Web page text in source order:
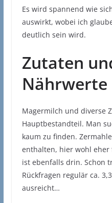
Es wird spannend wie
auswirkt, wobei ich
deutlich sein wird.
Zutaten
Nährwerte
Magermilch und diverse
Hauptbestandteil. Man
kaum zu finden.
enthalten, hier wohl
ist ebenfalls drin. Schon
Rückfragen regulär ca.
ausreicht…